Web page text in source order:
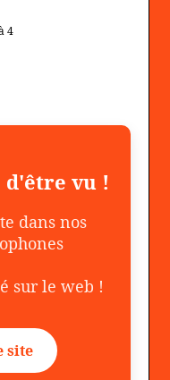
4
vu !
dans nos
sur le web !
site